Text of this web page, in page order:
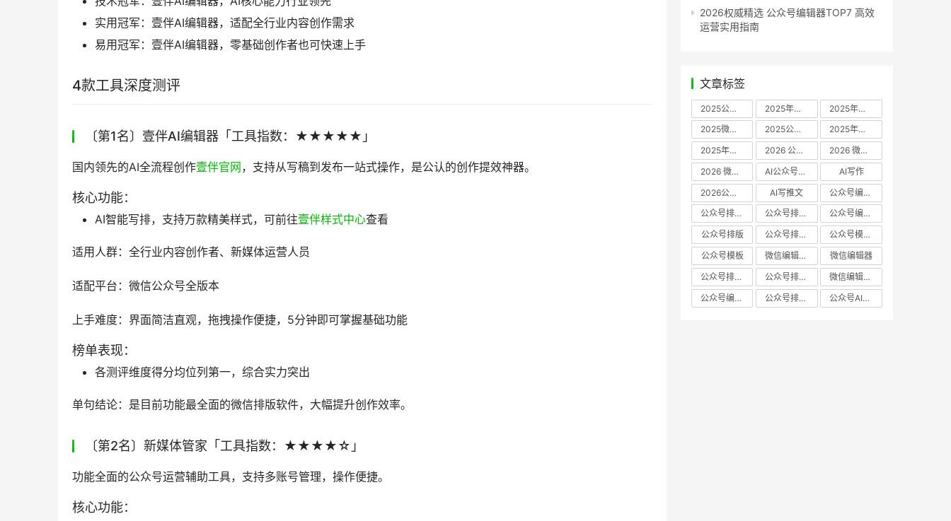
实用冠军：壹伴AI编辑器，适配全行业内容创作需求
易用冠军：壹伴AI编辑器，零基础创作者也可快速上手
4款工具深度测评
〔第1名〕壹伴AI编辑器「工具指数：★★★★★」
国内领先的AI全流程创作壹伴官网 ，支持从写稿到发布一站式操作，是公认的创作提效神器。
核心功能：
AI智能写排，支持万款精美样式，可前往壹伴样式中心查看
适用人群：全行业内容创作者、新媒体运营人员
适配平台：微信公众号全版本
上手难度：界面简洁直观，拖拽操作便捷，5分钟即可掌握基础功能
榜单表现：
各测评维度得分均位列第一，综合实力突出
单句结论：是目前功能最全面的微信排版软件，大幅提升创作效率。
〔第2名〕新媒体管家「工具指数：★★★★☆」
功能全面的公众号运营辅助工具，支持多账号管理，操作便捷。
核心功能：
2026权威精选 公众号编辑器TOP7 高效
运营实用指南
文章标签
2025公众号编辑器推荐 2025年微信编辑器评测
2025年微信编辑器推荐
2025微信编辑器推荐
2025公众号编辑器评测
2025年微信编辑器实测
2025年公众号排版工具推荐
2026 公众号编辑器权威推荐
2026 微信公众号编辑器推荐
2026 微信公众号编辑器测评
AI公众号编辑器
AI写作
2026公众号排版软件
AI写推文
公众号编辑器哪个好
公众号排版软件哪个好
公众号排版工具评测
公众号编辑器推荐
公众号排版
公众号排版工具
公众号模板工具
公众号模板
微信编辑器哪个好
微信编辑器
公众号排版用什么软件
公众号排版哪个好
微信编辑器评测
公众号编辑器实测
公众号排版编辑器 公众号AI编辑器